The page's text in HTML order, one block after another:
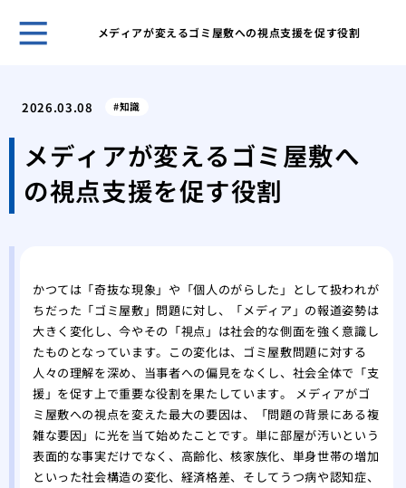
メディアが変えるゴミ屋敷への視点支援を促す役割
する
業
際
際
2026.03.08 知識
メディアが変えるゴミ屋敷へ
の視点支援を促す役割
かつては「奇抜な現象」や「個人のがらした」として扱われが
ちだった「ゴミ屋敷」問題に対し、「メディア」の報道姿勢は
大きく変化し、今やその「視点」は社会的な側面を強く意識し
たものとなっています。この変化は、ゴミ屋敷問題に対する
人々の理解を深め、当事者への偏見をなくし、社会全体で「支
援」を促す上で重要な役割を果たしています。 メディアがゴ
ミ屋敷への視点を変えた最大の要因は、「問題の背景にある複
雑な要因」に光を当て始めたことです。単に部屋が汚いという
表面的な事実だけでなく、高齢化、核家族化、単身世帯の増加
といった社会構造の変化、経済格差、そしてうつ病や認知症、